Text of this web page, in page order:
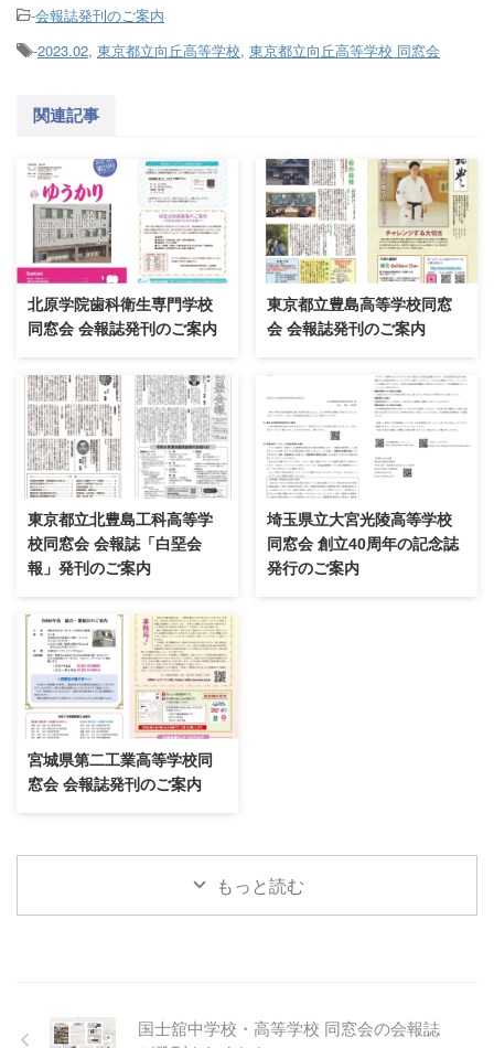
-会報誌発刊のご案内
-2023.02, 東京都立向丘高等学校, 東京都立向丘高等学校 同窓会
関連記事
北原学院歯科衛生専門学校
同窓会 会報誌発刊のご案内
東京都立豊島高等学校同窓
会 会報誌発刊のご案内
東京都立北豊島工科高等学
校同窓会 会報誌「白堊会
報」発刊のご案内
埼玉県立大宮光陵高等学校
同窓会 創立40周年の記念誌
発行のご案内
宮城県第二工業高等学校同
窓会 会報誌発刊のご案内
もっと読む
国士舘中学校・高等学校 同窓会の会報誌